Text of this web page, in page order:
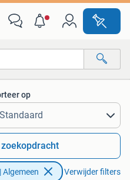
op
Algemeen Verwijder filters